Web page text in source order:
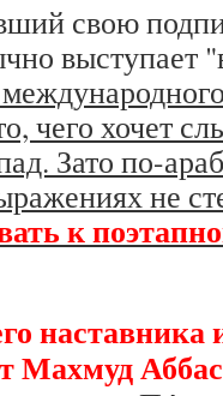
свою
выступает
чего хочет
Зато по-
не
к
Махмуд